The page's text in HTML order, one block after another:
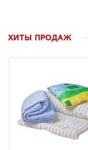
ХИТЫ ПРОДАЖ